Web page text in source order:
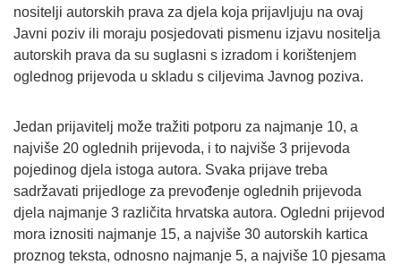
nositelji autorskih prava za djela koja prijavljuju na ovaj
Javni poziv ili moraju posjedovati pismenu izjavu nositelja
autorskih prava da su suglasni s izradom i korištenjem
oglednog prijevoda u skladu s ciljevima Javnog poziva.
Jedan prijavitelj može tražiti potporu za najmanje 10, a
najviše 20 oglednih prijevoda, i to najviše 3 prijevoda
pojedinog djela istoga autora. Svaka prijave treba
sadržavati prijedloge za prevođenje oglednih prijevoda
djela najmanje 3 različita hrvatska autora. Ogledni prijevod
mora iznositi najmanje 15, a najviše 30 autorskih kartica
proznog teksta, odnosno najmanje 5, a najviše 10 pjesama